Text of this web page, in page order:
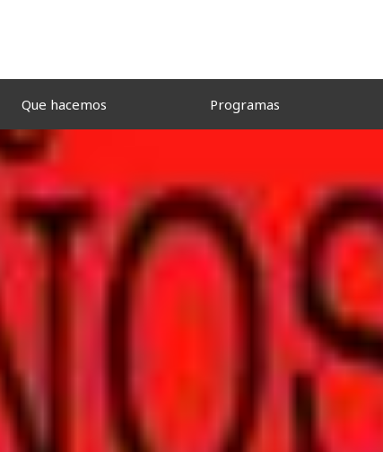
Que hacemos Programas